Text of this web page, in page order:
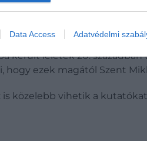
Data Access Adatvédelmi
A 11. században azonban
került leletek 20.
ezek magától Szent
közelebb vihetik a